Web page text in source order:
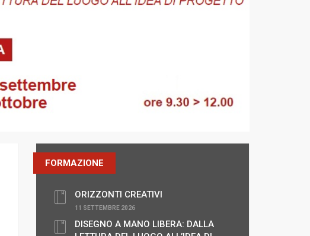
FORMAZIONE
ORIZZONTI CREATIVI
11 SETTEMBRE 2026
DISEGNO A MANO LIBERA: DALLA